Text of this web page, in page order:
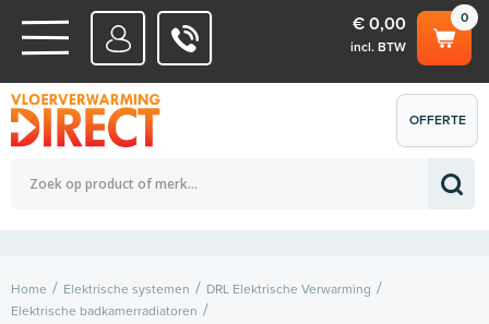
WATERSYSTEMEN
ELEKTRISCHE SYSTEMEN
0
€ 0,00
incl. BTW
Totaalbedrag (incl. BTW) € 0,00
OFFERTE
AANVRAGEN
Home Elektrische systemen
DRL Elektrische Verwarming
Elektrische badkamerradiatoren